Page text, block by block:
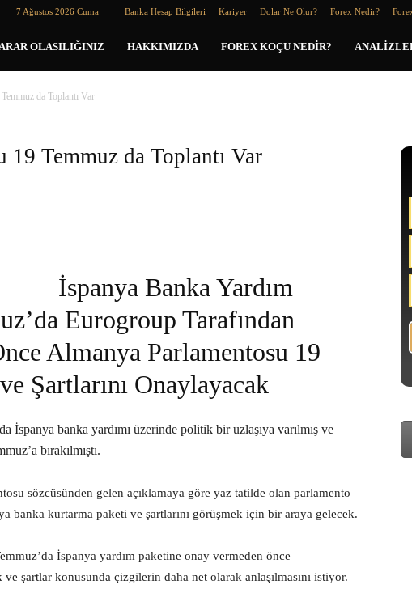
7 Ağustos 2026 Cuma Banka Hesap Bilgileri Kariyer Dolar Ne Olur? Forex Nedir?
OLASILIĞINIZ HAKKIMIZDA FOREX KOÇU NEDIR?
da Toplantı Var
19 Temmuz da Toplantı Var
İspanya Banka Yardım
Eurogroup Tarafından
Almanya Parlamentosu 19
Şartlarını Onaylayacak
İspanya banka yardımı üzerinde politik bir uzlaşıya varılmış ve
bırakılmıştı.
sözcüsünden gelen açıklamaya göre yaz tatilde olan parlamento
banka kurtarma paketi ve şartlarını görüşmek için bir araya gelecek.
İspanya yardım paketine onay vermeden önce
şartlar konusunda çizgilerin daha net olarak anlaşılmasını istiyor.